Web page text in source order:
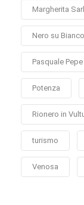
Margherita
Nero su Bianco
Pasquale Pepe
Potenza
Rionero in
turismo
Venosa